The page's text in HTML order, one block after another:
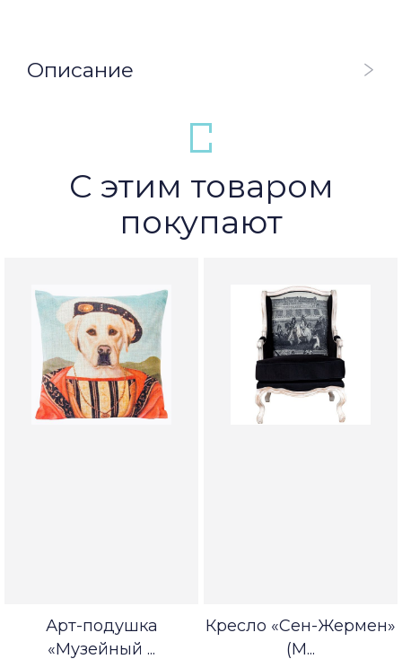
Описание
С этим товаром
покупают
Арт-подушка
«Музейный ...
Кресло «Сен-Жермен»
(М...